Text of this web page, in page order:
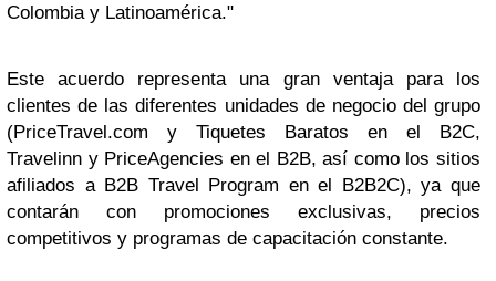
Colombia y Latinoamérica."
Este acuerdo representa una gran ventaja para los
clientes de las diferentes unidades de negocio del grupo
(PriceTravel.com y Tiquetes Baratos en el B2C,
Travelinn y PriceAgencies en el B2B, así como los sitios
afiliados a B2B Travel Program en el B2B2C), ya que
contarán con promociones exclusivas, precios
competitivos y programas de capacitación constante.